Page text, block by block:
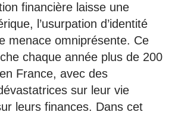
financière laisse une
l’usurpation d’identité
menace omniprésente. Ce
chaque année plus de 200
France, avec des
sur leur vie
leurs finances. Dans cet